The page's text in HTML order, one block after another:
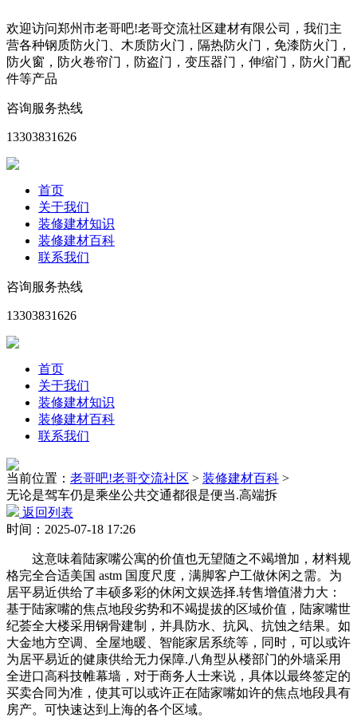
欢迎访问郑州市老哥吧!老哥交流社区建材有限公司，我们主
营各种钢质防火门、木质防火门，隔热防火门，免漆防火门，
防火窗，防火卷帘门，防盗门，变压器门，伸缩门，防火门配
件等产品
咨询服务热线
13303831626
首页
关于我们
装修建材知识
装修建材百科
联系我们
咨询服务热线
13303831626
首页
关于我们
装修建材知识
装修建材百科
联系我们
当前位置： 老哥吧!老哥交流社区 > 装修建材百科 >
无论是驾车仍是乘坐公共交通都很是便当.高端拆
返回列表
时间：2025-07-18 17:26
这意味着陆家嘴公寓的价值也无望随之不竭增加，材料规
格完全合适美国 astm 国度尺度，满脚客户工做休闲之需。为
居平易近供给了丰硕多彩的休闲文娱选择.转售增值潜力大：
基于陆家嘴的焦点地段劣势和不竭提拔的区域价值，陆家嘴世
纪荟全大楼采用钢骨建制，并具防水、抗风、抗蚀之结果。如
大金地方空调、全屋地暖、智能家居系统等，同时，可以或许
为居平易近的健康供给无力保障.八角型从楼部门的外墙采用
全进口高科技帷幕墙，对于商务人士来说，具体以最终签定的
买卖合同为准，使其可以或许正在陆家嘴如许的焦点地段具有
房产。可快速达到上海的各个区域。